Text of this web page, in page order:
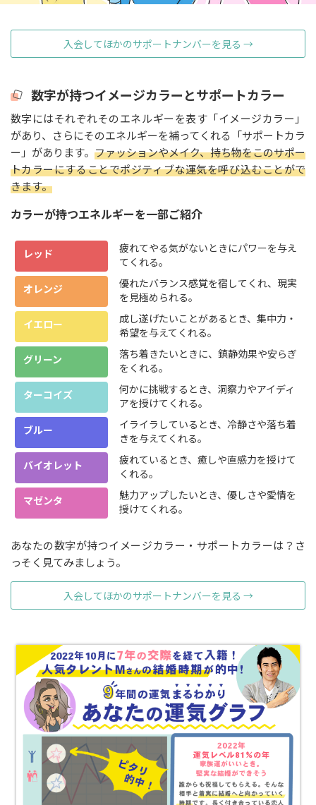
入会してほかのサポートナンバーを見る →
数字が持つイメージカラーとサポートカラー
数字にはそれぞれそのエネルギーを表す「イメージカラー」
があり、さらにそのエネルギーを補ってくれる「サポートカラ
ー」があります。 ファッションやメイク、持ち物をこのサポー
トカラーにすることでポジティブな運気を呼び込むことがで
きます。
カラーが持つエネルギーを一部ご紹介
レッド
疲れてやる気がないときにパワーを与え
てくれる。
オレンジ
優れたバランス感覚を宿してくれ、現実
を見極められる。
イエロー
成し遂げたいことがあるとき、集中力・
希望を与えてくれる。
グリーン
落ち着きたいときに、鎮静効果や安らぎ
をくれる。
ターコイズ
何かに挑戦するとき、洞察力やアイディ
アを授けてくれる。
ブルー
イライラしているとき、冷静さや落ち着
きを与えてくれる。
バイオレット
疲れているとき、癒しや直感力を授けて
くれる。
マゼンタ
魅力アップしたいとき、優しさや愛情を
授けてくれる。
あなたの数字が持つイメージカラー・サポートカラーは？さ
っそく見てみましょう。
入会してほかのサポートナンバーを見る →